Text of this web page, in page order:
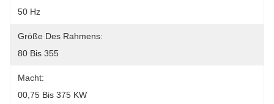
50 Hz
Größe Des Rahmens:
80 Bis 355
Macht:
00,75 Bis 375 KW